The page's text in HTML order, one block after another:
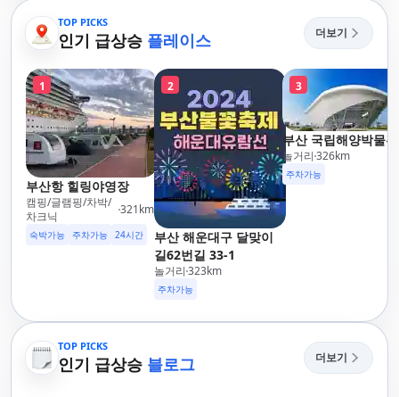
TOP PICKS
인기 급상승 플레이스 더보기
1
부산항 힐링야영장
캠핑/글램핑/차박/
차크닉
321km
숙박가능 주차가능 24시간
2
부산 해운대구 달맞이
길62번길 33-1
놀거리 323km
주차가능
3
부산 국립해양박물관
놀거리 326km
주차가능
TOP PICKS
인기 급상승 블로그 더보기